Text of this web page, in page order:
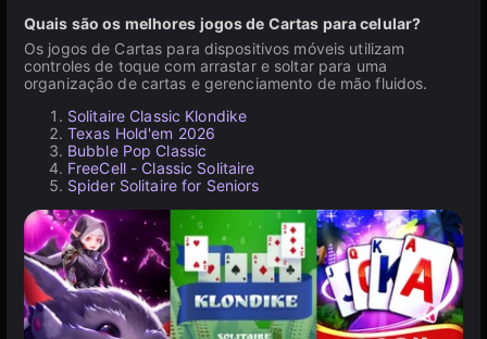
Quais são os melhores jogos de Cartas para celular?
Os jogos de Cartas para dispositivos móveis utilizam
controles de toque com arrastar e soltar para uma
organização de cartas e gerenciamento de mão fluidos.
Solitaire Classic Klondike
Texas Hold'em 2026
Bubble Pop Classic
FreeCell - Classic Solitaire
Spider Solitaire for Seniors